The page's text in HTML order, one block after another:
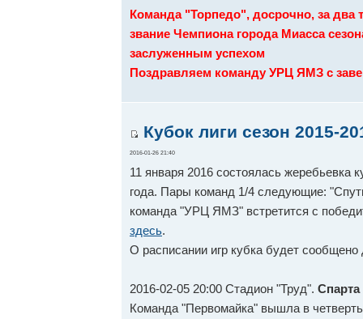
Команда "Торпедо", досрочно, за два
звание Чемпиона города Миасса
заслуженным успехом
Поздравляем команду УРЦ ЯМЗ с
Кубок лиги сезон 2015-
2016-01-26 21:40
11 января 2016 состоялась жеребьевка
года. Пары команд 1/4 следующие:
команда "УРЦ ЯМЗ" встретится с
здесь.
О расписании игр кубка будет сообщено
2016-02-05 20:00 Стадион "Труд".
Команда "Первомайка" вышла в